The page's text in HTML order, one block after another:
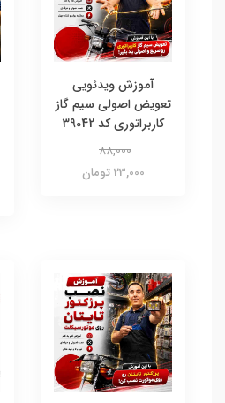
آموزش ویدئویی
تعویض اصولی سیم گاز
کاربراتوری کد 39042
88,000
23,000 تومان